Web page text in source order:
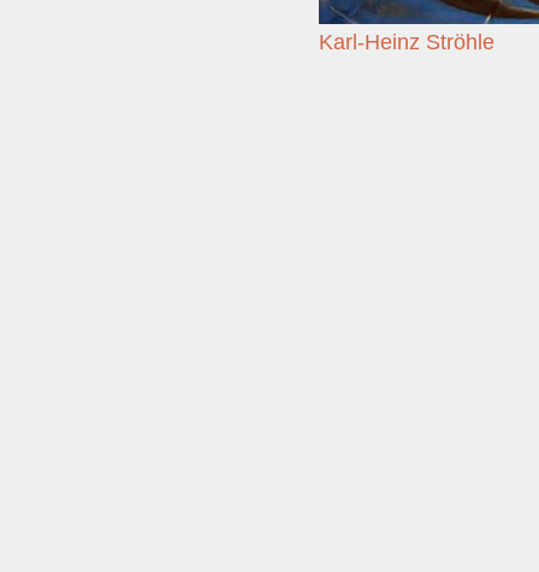
Karl-Heinz Ströhle